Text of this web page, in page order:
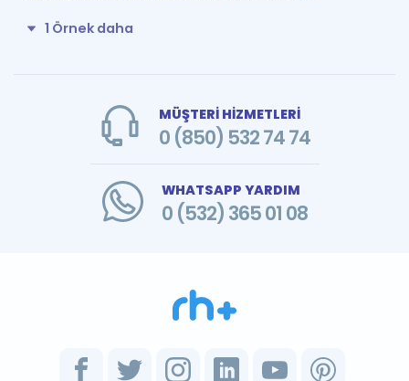
1 Örnek daha
MÜŞTERİ HİZMETLERİ
0 (850) 532 74 74
WHATSAPP YARDIM
0 (532) 365 01 08